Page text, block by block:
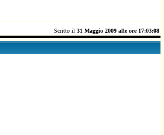
Scritto il 31 Maggio 2009 alle ore 17:03:08